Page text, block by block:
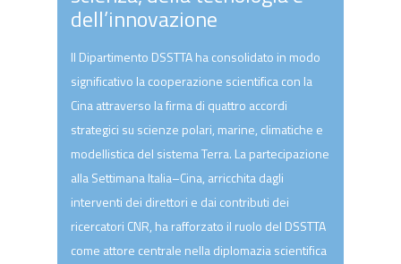
dell’innovazione
Il Dipartimento DSSTTA ha consolidato in modo
significativo la cooperazione scientifica con la
Cina attraverso la firma di quattro accordi
strategici su scienze polari, marine, climatiche e
modellistica del sistema Terra. La partecipazione
alla Settimana Italia–Cina, arricchita dagli
interventi dei direttori e dai contributi dei
ricercatori CNR, ha rafforzato il ruolo del DSSTTA
come attore centrale nella diplomazia scientifica